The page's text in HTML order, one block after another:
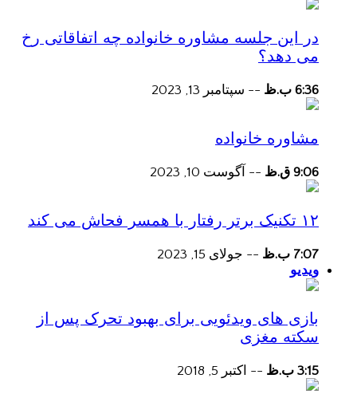
در این جلسه مشاوره خانواده چه اتفاقاتی رخ
می دهد؟
6:36 ب.ظ -- سپتامبر 13, 2023
مشاوره خانواده
9:06 ق.ظ -- آگوست 10, 2023
۱۲ تکنیک برتر رفتار با همسر فحاش می کند
7:07 ب.ظ -- جولای 15, 2023
ویدیو
بازی های ویدئویی برای بهبود تحرک پس از
سکته مغزی
3:15 ب.ظ -- اکتبر 5, 2018